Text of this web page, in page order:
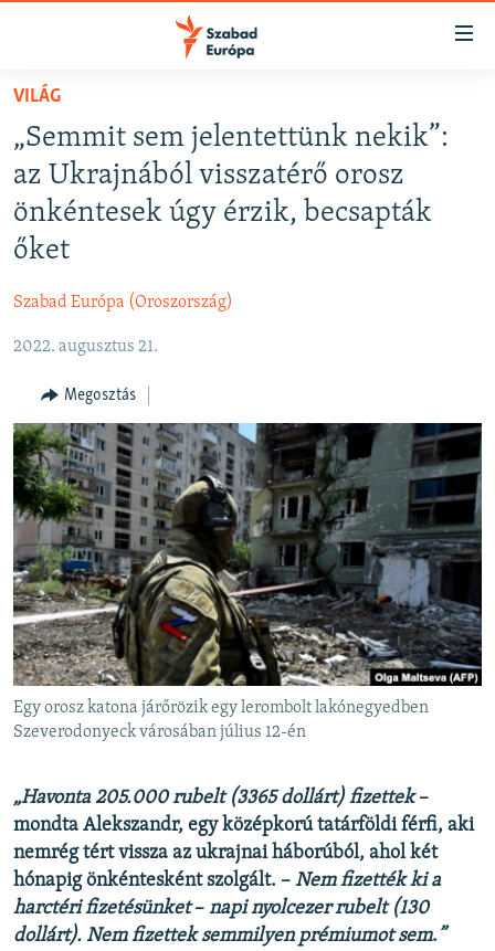
Akadálymentes
Ugrás
fő
oldalra
Ugrás
tartalomjegyzékre
keresésre
AKTUÁLIS
PODCASTOK
VIDEÓK
SZABADON
TÁRSADALOM
DEMOKRÁCIA
A PÉNZ NYOMÁBAN
EURÓPAI UNIÓ
VILÁG
KLÍMAVÁLTOZÁS
A MÚLT TANULSÁGAI
Valamennyi RFE/RL weboldal
VILÁG
„Semmit sem jelentettünk nekik”:
az Ukrajnából visszatérő orosz
önkéntesek úgy érzik, becsapták
őket
Szabad Európa (Oroszország)
2022. augusztus 21.
Megosztás
Egy orosz katona járőrözik egy lerombolt lakónegyedben
Szeverodonyeck városában július 12-én
„Havonta 205.000 rubelt (3365 dollárt) fizettek–
mondta Alekszandr, egy középkorú tatárföldi férfi, aki
nemrég tért vissza az ukrajnai háborúból, ahol két
hónapig önkéntesként szolgált. – Nem fizették ki a
harctéri fizetésünket– napi nyolcezer rubelt (130
dollárt). Nem fizettek semmilyen prémiumot sem. ”
FELIRATKOZÁS